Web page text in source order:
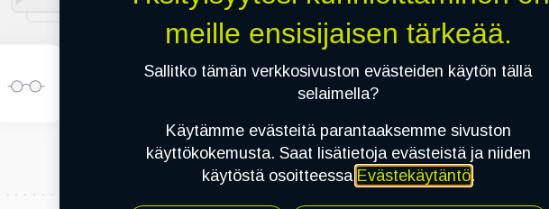
meille ensisijaisen tärkeää.
Sallitko tämän verkkosivuston evästeiden käytön tällä
selaimella?
Käytämme evästeitä parantaaksemme sivuston
käyttökokemusta. Saat lisätietoja evästeistä ja niiden
käytöstä osoitteessa Evästekäytäntö.